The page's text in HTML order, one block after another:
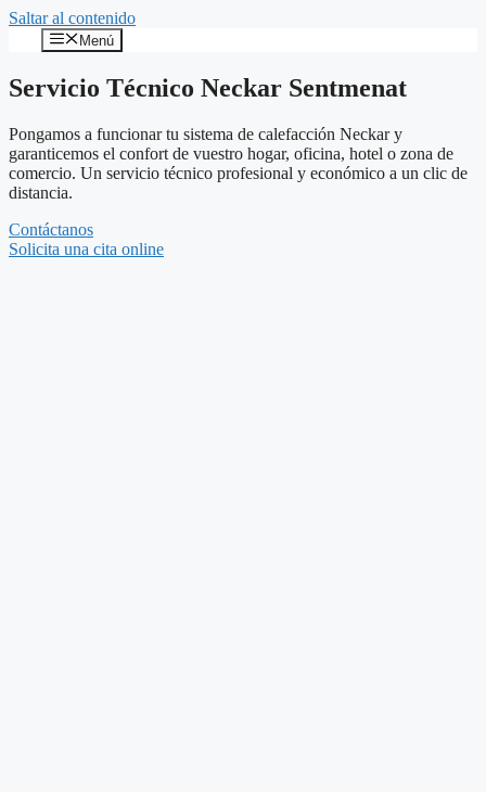
Saltar al contenido
Menú
Servicio Técnico Neckar Sentmenat
Pongamos a funcionar tu sistema de calefacción Neckar y
garanticemos el confort de vuestro hogar, oficina, hotel o zona de
comercio. Un servicio técnico profesional y económico a un clic de
distancia.
Contáctanos
Solicita una cita online